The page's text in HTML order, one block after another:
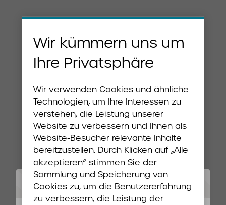
Oops!
Wir kümmern uns um
Ihre Privatsphäre
Wir verwenden Cookies und ähnliche
Technologien, um Ihre Interessen zu
verstehen, die Leistung unserer
Website zu verbessern und Ihnen als
Website-Besucher relevante Inhalte
bereitzustellen. Durch Klicken auf „Alle
akzeptieren“ stimmen Sie der
Sammlung und Speicherung von
Cookies zu, um die Benutzererfahrung
zu verbessern, die Leistung der